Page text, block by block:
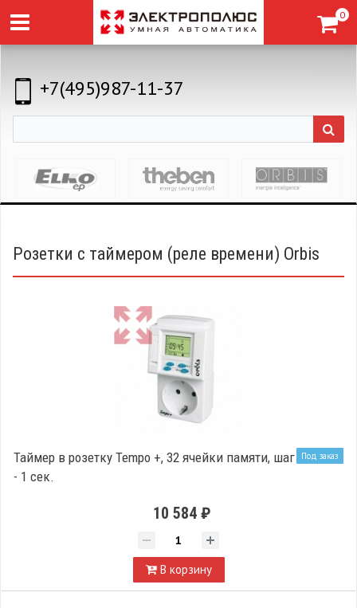
0
+7(495)987-11-37
Розетки с таймером (реле времени) Orbis
Под заказ
Таймер в розетку Tempo +, 32 ячейки памяти, шаг
- 1 сек.
10 584 ₽
В корзину